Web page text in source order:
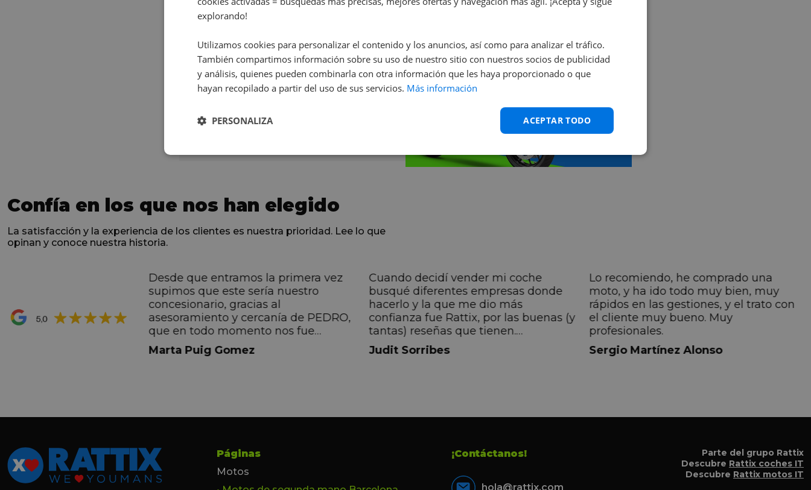
TRIUMPH Trident 660
Confía en los que nos han elegido
La satisfacción y la experiencia de los clientes es nuestra prioridad. Lee lo que
opinan y conoce nuestra historia.
premio de su vida.
por todo.
Desde que entramos la primera vez
supimos que este sería nuestro
concesionario, gracias al
asesoramiento y cercanía de PEDRO,
que en todo momento nos fue
informando de forma muy directa, de
todos los pasos que teníamos que
Marta Puig Gomez
Cuando decidí vender mi coche
busqué diferentes empresas donde
hacerlo y la que me dio más
confianza fue Rattix, por las buenas (y
tantas) reseñas que tienen.
Realmente la experiencia ha sido
muy buena, Carolina ha sido siempre
Judit Sorribes
Lo recomiendo, he comprado una
moto, y ha ido todo muy bien, muy
rápidos en las gestiones, y el trato con
el cliente muy bueno. Muy
profesionales.
Sergio Martínez Alonso
Páginas
Motos
¡Contáctanos!
hola@rattix.com
Parte del grupo Rattix
Descubre Rattix coches IT
Descubre Rattix motos IT
explorando!
Utilizamos cookies para personalizar el contenido y los anuncios, así como para analizar el tráfico.
También compartimos información sobre su uso de nuestro sitio con nuestros socios de publicidad
y análisis, quienes pueden combinarla con otra información que les haya proporcionado o que
hayan recopilado a partir del uso de sus servicios. Más información
ACEPTAR TODO
PERSONALIZA